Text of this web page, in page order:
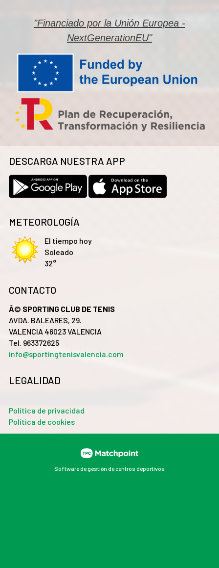
"Financiado por la Unión Europea -
NextGenerationEU"
DESCARGA NUESTRA APP
METEOROLOGÍA
El tiempo hoy
Soleado
32°
CONTACTO
Â© SPORTING CLUB DE TENIS
AVDA. BALEARES, 29.
VALENCIA 46023 VALENCIA
Tel. 963372625
info@sportingtenisvalencia.com
LEGALIDAD
Política de privacidad
Política de cookies
Software de gestión de centros deportivos